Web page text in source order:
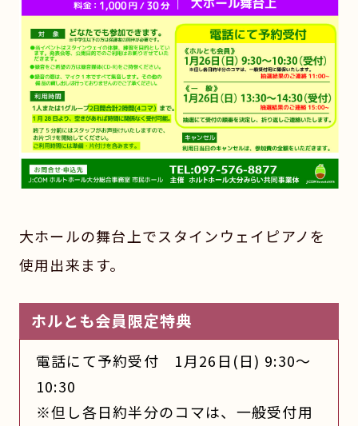
大ホールの舞台上でスタインウェイピアノを
使用出来ます。
ホルとも会員限定特典
電話にて予約受付 1月26日(日) 9:30～
10:30
※但し各日約半分のコマは、一般受付用